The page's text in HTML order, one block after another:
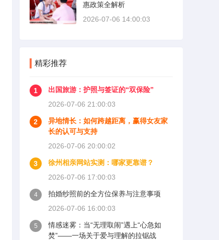
惠政策全解析
2026-07-06 14:00:03
精彩推荐
1
出国旅游：护照与签证的“双保险”
2026-07-06 21:00:03
2
异地情长：如何跨越距离，赢得女友家
长的认可与支持
2026-07-06 20:00:02
3
徐州相亲网站实测：哪家更靠谱？
2026-07-06 17:00:03
4
拍婚纱照前的全方位保养与注意事项
2026-07-06 16:00:03
5
情感迷雾：当“无理取闹”遇上“心急如
焚”——一场关于爱与理解的拉锯战